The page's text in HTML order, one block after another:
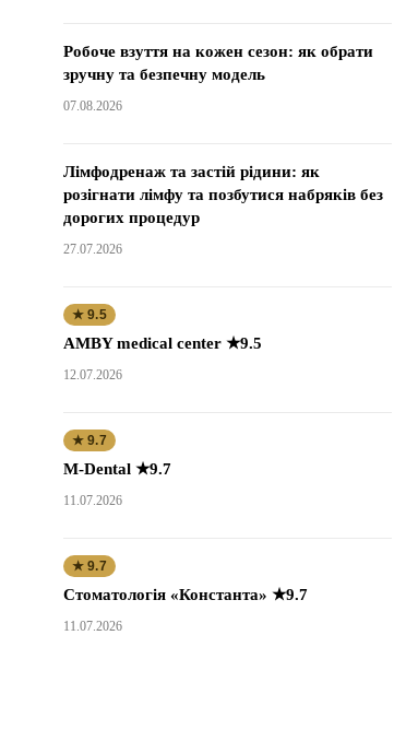
Робоче взуття на кожен сезон: як обрати
зручну та безпечну модель
07.08.2026
Лімфодренаж та застій рідини: як
розігнати лімфу та позбутися набряків без
дорогих процедур
27.07.2026
★ 9.5
AMBY medical center ★9.5
12.07.2026
★ 9.7
M-Dental ★9.7
11.07.2026
★ 9.7
Стоматологія «Константа» ★9.7
11.07.2026